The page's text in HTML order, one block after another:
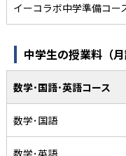
イーコラボ中学準備コー
中学生の授業料（月
数学･国語･英語コース
数学･国語